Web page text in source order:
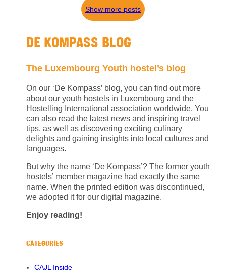
Show more posts
DE KOMPASS BLOG
The Luxembourg Youth hostel’s blog
On our ‘De Kompass’ blog, you can find out more
about our youth hostels in Luxembourg and the
Hostelling International association worldwide. You
can also read the latest news and inspiring travel
tips, as well as discovering exciting culinary
delights and gaining insights into local cultures and
languages.
But why the name ‘De Kompass’? The former youth
hostels’ member magazine had exactly the same
name. When the printed edition was discontinued,
we adopted it for our digital magazine.
Enjoy reading!
CATEGORIES
CAJL Inside